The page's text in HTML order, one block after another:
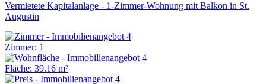
Vermietete Kapitalanlage - 1-Zimmer-Wohnung mit Balkon in St.
Augustin
Zimmer: 1
Fläche: 39.16 m²